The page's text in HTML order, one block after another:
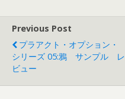
Previous Post
プラアクト・オプション・
シリーズ 05:鴉 サンプル レ
ビュー